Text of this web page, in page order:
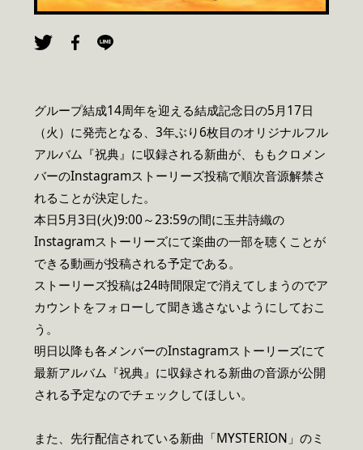
グループ結成14周年を迎える結成記念日の5月17日
（火）に発売となる、3年ぶり6枚目のオリジナルフル
アルバム『祝典』に収録される新曲が、ももクロメン
バーのInstagramストーリーズ投稿で順次音源解禁さ
れることが決定した。
本日5月3日(火)9:00～23:59の間に玉井詩織の
Instagramストーリーズにて楽曲の一部を聴くことが
できる動画が投稿される予定である。
ストーリーズ投稿は24時間限定で消えてしまうのでア
カウントをフォローして聞き逃さないようにしておこ
う。
明日以降も各メンバーのInstagramストーリーズにて
最新アルバム『祝典』に収録される新曲の音源が公開
される予定なのでチェックしてほしい。
また、先行配信されている新曲「MYSTERION」のミ